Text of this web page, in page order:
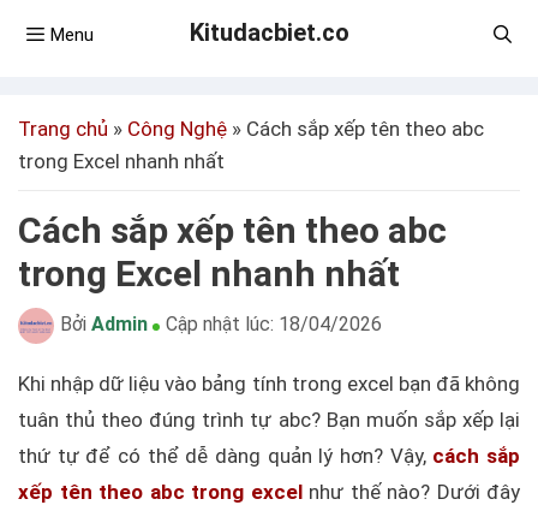
Kitudacbiet.co
Menu
Trang chủ » Công Nghệ » Cách sắp xếp tên theo abc
trong Excel nhanh nhất
Cách sắp xếp tên theo abc
trong Excel nhanh nhất
Bởi Admin Cập nhật lúc: 18/04/2026
Khi nhập dữ liệu vào bảng tính trong excel bạn đã không
tuân thủ theo đúng trình tự abc? Bạn muốn sắp xếp lại
thứ tự để có thể dễ dàng quản lý hơn? Vậy, cách sắp
xếp tên theo abc trong excel như thế nào? Dưới đây